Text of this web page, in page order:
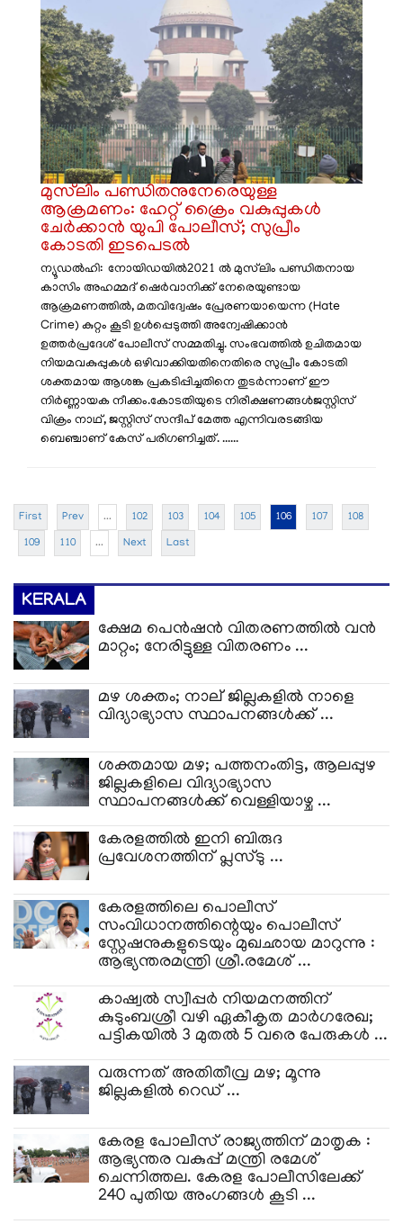
മുസ്‌ലിം പണ്ഡിതനുനേരെയുള്ള
ആക്രമണം: ഹേറ്റ് ക്രൈം വകുപ്പുകൾ
ചേർക്കാൻ യുപി പോലീസ്; സുപ്രീം
കോടതി ഇടപെടൽ
​ന്യൂഡൽഹി: നോയിഡയിൽ2021 ൽ മുസ്‌ലിം പണ്ഡിതനായ
കാസിം അഹമ്മദ് ഷെർവാനിക്ക് നേരെയുണ്ടായ
ആക്രമണത്തിൽ, മതവിദ്വേഷം പ്രേരണയായെന്ന (Hate
Crime) കുറ്റം കൂടി ഉൾപ്പെടുത്തി അന്വേഷിക്കാൻ
ഉത്തർപ്രദേശ് പോലീസ് സമ്മതിച്ചു. സംഭവത്തിൽ ഉചിതമായ
നിയമവകുപ്പുകൾ ഒഴിവാക്കിയതിനെതിരെ സുപ്രീം കോടതി
ശക്തമായ ആശങ്ക പ്രകടിപ്പിച്ചതിനെ തുടർന്നാണ് ഈ
നിർണ്ണായക നീക്കം. ​കോടതിയുടെ നിരീക്ഷണങ്ങൾ ​ജസ്റ്റിസ്
വിക്രം നാഥ്, ജസ്റ്റിസ് സന്ദീപ് മേത്ത എന്നിവരടങ്ങിയ
ബെഞ്ചാണ് കേസ് പരിഗണിച്ചത്. ......
First Prev ... 102 103 104 105 106 107 108
109 110 ... Next Last
KERALA
ക്ഷേമ പെൻഷൻ വിതരണത്തിൽ വൻ
മാറ്റം; നേരിട്ടുള്ള വിതരണം ...
മഴ ശക്തം; നാല് ജില്ലകളിൽ നാളെ
വിദ്യാഭ്യാസ സ്ഥാപനങ്ങൾക്ക് ...
ശക്തമായ മഴ; പത്തനംതിട്ട, ആലപ്പുഴ
ജില്ലകളിലെ വിദ്യാഭ്യാസ
സ്ഥാപനങ്ങൾക്ക് വെള്ളിയാഴ്ച ...
കേരളത്തിൽ ഇനി ബിരുദ
പ്രവേശനത്തിന് പ്ലസ്ടു ...
കേരളത്തിലെ പൊലീസ്
സംവിധാനത്തിന്റെയും പൊലീസ്
സ്റ്റേഷനുകളുടെയും മുഖഛായ മാറുന്നു :
ആഭ്യന്തരമന്ത്രി ശ്രീ.രമേശ് ...
കാഷ്വൽ സ്വീപ്പർ നിയമനത്തിന്
കുടുംബശ്രീ വഴി ഏകീകൃത മാർഗരേഖ;
പട്ടികയിൽ 3 മുതൽ 5 വരെ പേരുകൾ ...
വരുന്നത് അതിതീവ്ര മഴ; മൂന്നു
ജില്ലകളിൽ റെഡ് ...
കേരള പോലീസ് രാജ്യത്തിന് മാതൃക :
ആഭ്യന്തര വകുപ്പ് മന്ത്രി രമേശ്
ചെന്നിത്തല. കേരള പോലീസിലേക്ക്
240 പുതിയ അംഗങ്ങൾ കൂടി ...